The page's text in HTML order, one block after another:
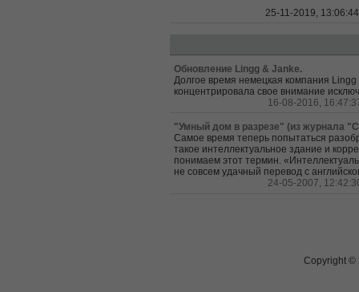
25-11-2019, 13:06:44
Обновление Lingg & Janke.
Долгое время немецкая компания Lingg
концентрировала свое внимание
16-08-2016,
"Умный дом в разрезе" (из журнала
Самое время теперь попытаться
такое интеллектуальное здание и
понимаем этот термин.
не совсем удачный перевод с
24-05-2007,
Copyright ©